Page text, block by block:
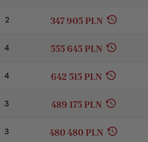
2 347 905 PLN
4 555 645 PLN
4 642 515 PLN
3 489 175 PLN
3 480 480 PLN